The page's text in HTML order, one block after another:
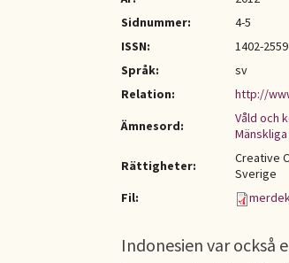
Sidnummer:
4-5
ISSN:
1402-2559
Språk:
sv
Relation:
http://
Ämnesord:
Våld och
Rättigheter:
Creative
Sverige
Fil:
Indonesien var också